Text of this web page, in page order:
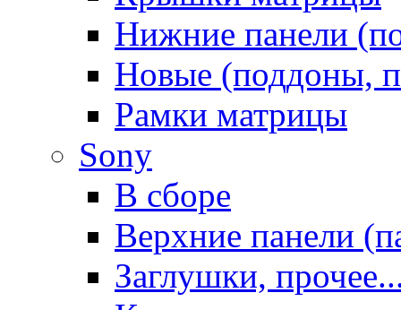
Нижние панели
Новые (поддоны,
Рамки матрицы
Sony
В сборе
Верхние панели
Заглушки,